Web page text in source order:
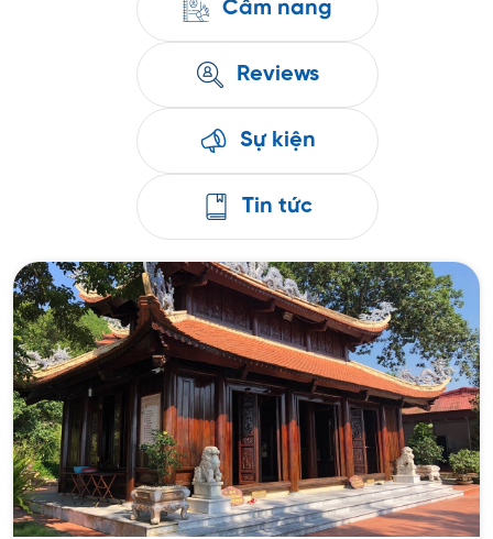
Cẩm nang
Reviews
Sự kiện
Tin tức